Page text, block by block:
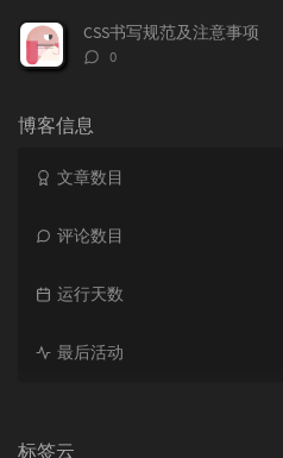
数：
CSS书写规范及注意事项
评
0
博客信息
文章数目
评论数目
运行天数
最后活动
标签云